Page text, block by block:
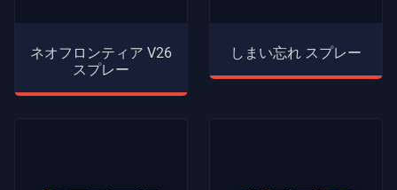
ネオフロンティア V26
スプレー
しまい忘れ スプレー